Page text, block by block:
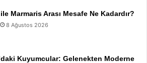
Marmaris Arası Mesafe Ne Kadardır?
8 Ağustos 2026
Kuyumcular: Gelenekten Moderne